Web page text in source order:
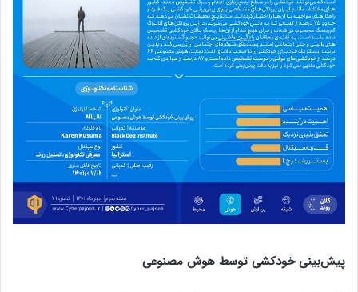
پیش‌بینی خودکشی توسط هوش مصنوعی